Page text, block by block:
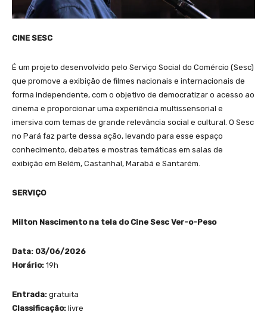
CINE SESC
É um projeto desenvolvido pelo Serviço Social do Comércio (Sesc)
que promove a exibição de filmes nacionais e internacionais de
forma independente, com o objetivo de democratizar o acesso ao
cinema e proporcionar uma experiência multissensorial e
imersiva com temas de grande relevância social e cultural. O Sesc
no Pará faz parte dessa ação, levando para esse espaço
conhecimento, debates e mostras temáticas em salas de
exibição em Belém, Castanhal, Marabá e Santarém.
SERVIÇO
Milton Nascimento na tela do Cine Sesc Ver-o-Peso
Data: 03/06/2026
Horário: 19h
Entrada: gratuita
Classificação: livre